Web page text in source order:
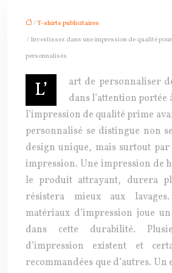
/T-shirts publicitaires
/ Investissez dans une impression de qualité
personnalisés
L’
art de personnaliser
dans l’attention portée
l’impression de qualité prime
personnalisé se distingue non
design unique, mais surtout
impression. Une impression de
le produit attrayant, durera
résistera mieux aux
matériaux d’impression joue
dans cette durabilité.
d’impression existent et
recommandées que d’autres.